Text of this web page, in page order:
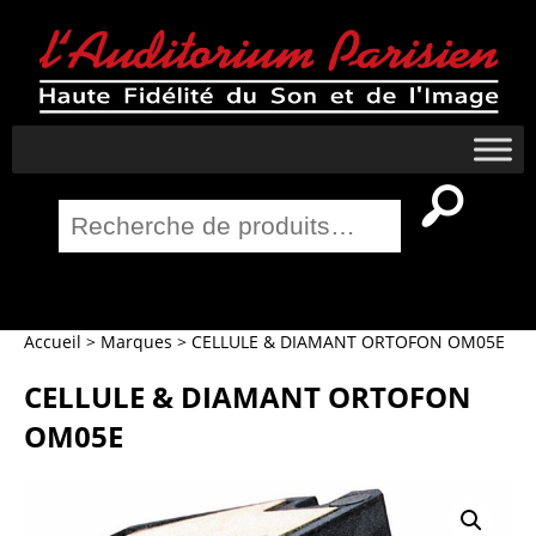
pour :
Accueil > Marques > CELLULE & DIAMANT ORTOFON OM05E
CELLULE & DIAMANT ORTOFON
OM05E